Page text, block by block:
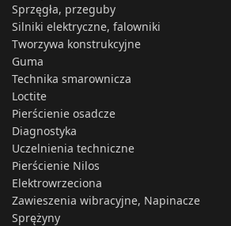
Sprzęgła, przeguby
Silniki elektryczne, falowniki
Tworzywa konstrukcyjne
Guma
Technika smarownicza
Loctite
Pierścienie osadcze
Diagnostyka
Uczelnienia techniczne
Pierścienie Nilos
Elektrowrzeciona
Zawieszenia wibracyjne, Napinacze
Sprężyny